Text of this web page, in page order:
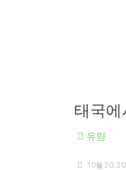
태국
유량
10월 20,